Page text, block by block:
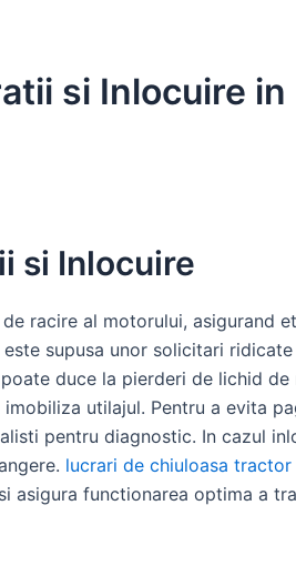
si Inlocuire
si Inlocuire
racire al motorului, asigurand
supusa unor solicitari
duce la pierderi de lichid de
utilajul. Pentru a evita
pentru diagnostic. In cazul
lucrari de chiuloasa
asigura functionarea optima a